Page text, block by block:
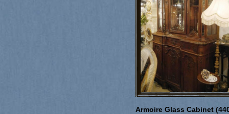
Armoire Glass Cabinet